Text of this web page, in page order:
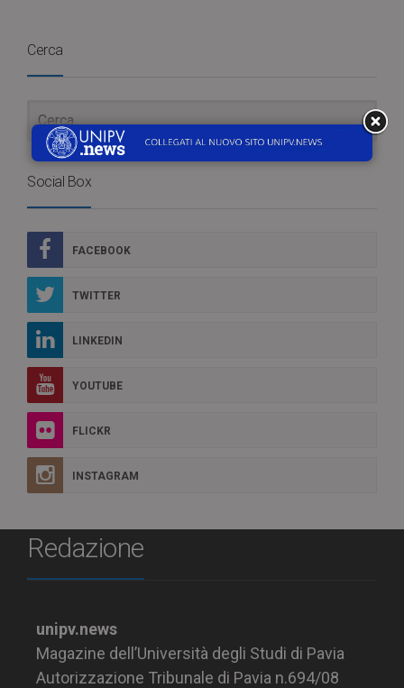
Cerca
Social Box
FACEBOOK
TWITTER
LINKEDIN
YOUTUBE
FLICKR
INSTAGRAM
Redazione
unipv.news
Magazine dell’Università degli Studi di Pavia
Autorizzazione Tribunale di Pavia n.694/08